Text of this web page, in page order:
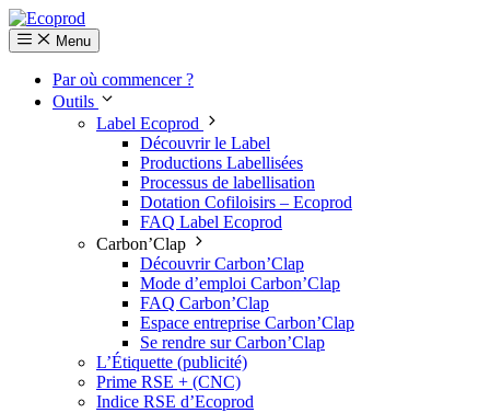
Menu
Par où commencer ?
Outils
Label Ecoprod
Découvrir le Label
Productions Labellisées
Processus de labellisation
Dotation Cofiloisirs – Ecoprod
FAQ Label Ecoprod
Carbon’Clap
Découvrir Carbon’Clap
Mode d’emploi Carbon’Clap
FAQ Carbon’Clap
Espace entreprise Carbon’Clap
Se rendre sur Carbon’Clap
L’Étiquette (publicité)
Prime RSE + (CNC)
Indice RSE d’Ecoprod